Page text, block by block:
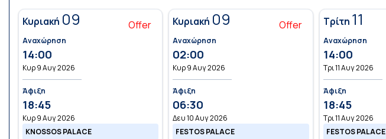
Offer
Κυριακή 09
Αναχώρηση
14:00
Κυρ 9 Αυγ 2026
Άφιξη
18:45
Κυρ 9 Αυγ 2026
KNOSSOS PALACE
Offer
Κυριακή 09
Αναχώρηση
02:00
Κυρ 9 Αυγ 2026
Άφιξη
06:30
Δευ 10 Αυγ 2026
FESTOS PALACE
Τρίτη 11
Αναχώρηση
14:00
Τρι 11 Αυγ 2026
Άφιξη
18:45
Τρι 11 Αυγ 2026
FESTOS PALACE